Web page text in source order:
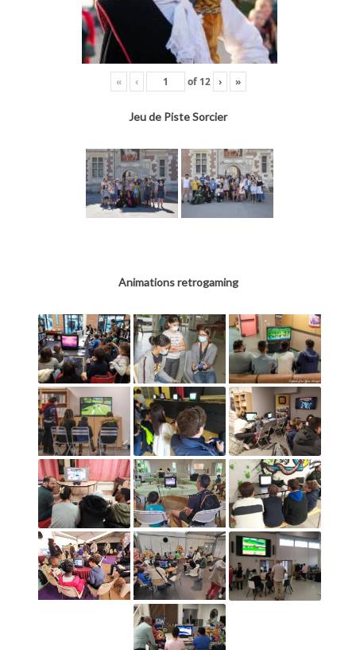
« ‹ of 12 › »
Jeu de Piste Sorcier
Animations retrogaming